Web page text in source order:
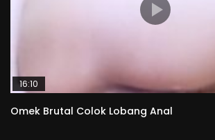
16:10
Omek Brutal Colok Lobang Anal